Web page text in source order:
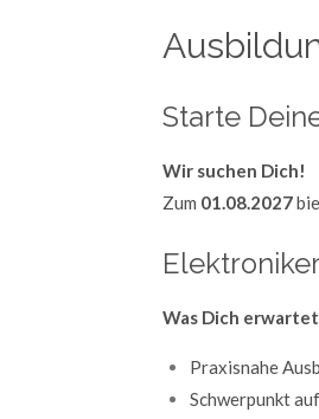
Starte
Wir suchen Dich!
Zum 01.08.2027
Was Dich
Praxisnahe
Schwerpunkt